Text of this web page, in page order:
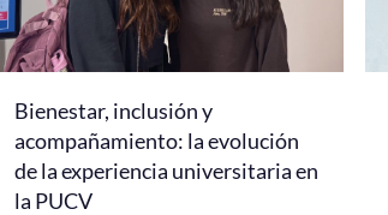
Bienestar, inclusión y
acompañamiento: la evolución
de la experiencia universitaria en
la PUCV